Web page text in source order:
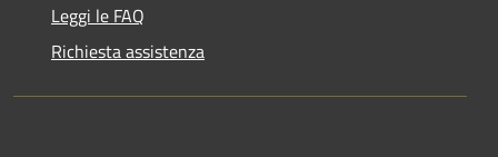
Leggi le FAQ
Richiesta assistenza